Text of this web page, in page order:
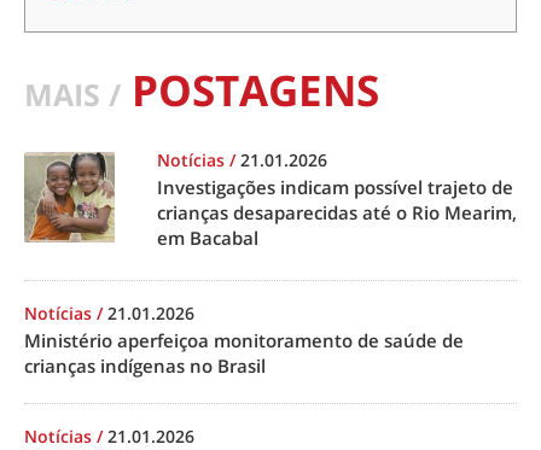
MAIS / POSTAGENS
Notícias /21.01.2026
Investigações indicam possível trajeto de
crianças desaparecidas até o Rio Mearim,
em Bacabal
Notícias /21.01.2026
Ministério aperfeiçoa monitoramento de saúde de
crianças indígenas no Brasil
Notícias /21.01.2026